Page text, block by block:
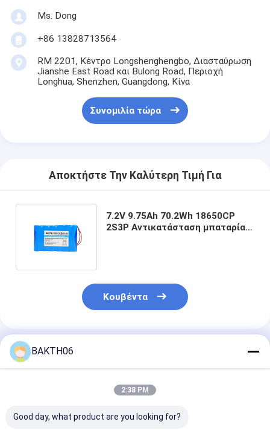
Ms. Dong
+86 13828713564
RM 2201, Κέντρο Longshenghengbo, Διασταύρωση
Jianshe East Road και Bulong Road, Περιοχή
Longhua, Shenzhen, Guangdong, Κίνα
Συνομιλία τώρα
Αποκτήστε Την Καλύτερη Τιμή Για
7.2V 9.75Ah 70.2Wh 18650CP
2S3P Αντικατάσταση μπαταρίας
Κουβέντα
Συνιστώμενα Προϊόντα
BAKTH06
2:38 PM
Good day, what product are you looking for?